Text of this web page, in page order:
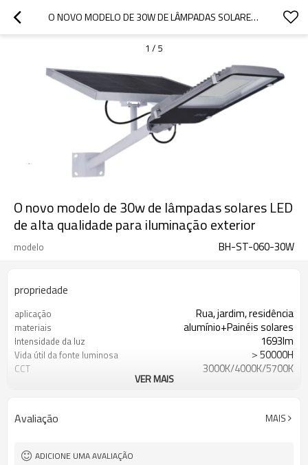
O NOVO MODELO DE 30W DE LÂMPADAS SOLARES LED DE ALTA QUALIDADE PARA ILUMINAÇÃO EXTERIOR
1 / 5
O novo modelo de 30w de lâmpadas solares LED
de alta qualidade para iluminação exterior
modelo BH-ST-060-30W
propriedade
aplicação Rua, jardim, residência
materiais alumínio+Painéis solares
Intensidade da luz 1693lm
Vida útil da fonte luminosa ＞50000H
CCT 3000K/4000K/5700K
18.2Ah,3.7V Baterias de lítio
VER MAIS
Avaliação MAIS
ADICIONE UMA AVALIAÇÃO